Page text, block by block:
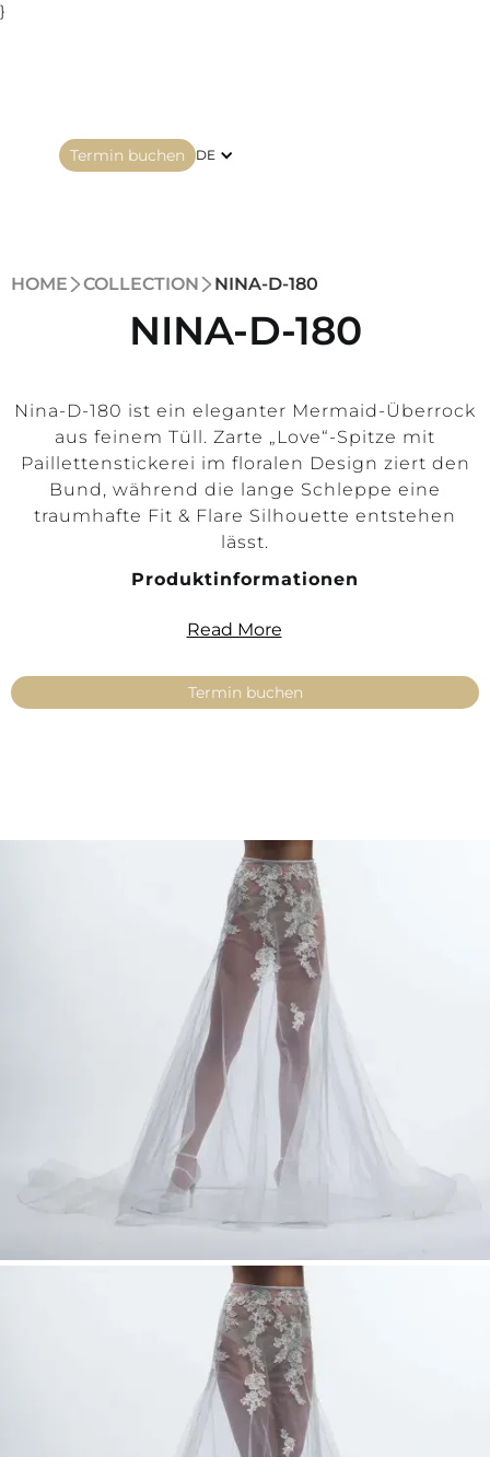
}
Termin buchen DE
HOME COLLECTION NINA-D-180
NINA-D-180
Nina-D-180 ist ein eleganter Mermaid-Überrock
aus feinem Tüll. Zarte „Love“-Spitze mit
Paillettenstickerei im floralen Design ziert den
Bund, während die lange Schleppe eine
traumhafte Fit & Flare Silhouette entstehen
lässt.
Produktinformationen
Stil: Fit & Flare, Mermaid
Farbe: Ivory
Key Features
Mermaid-Überrock für Brautkleider
Feiner Tüll mit floraler Spitzenapplikation
am Bund
Dezente Paillettenstickerei
Elegante, lange Schleppe
Figurbetonte Fit & Flare Silhouette
Nina-D-180 Mermaid Überrock – Tüll Brautrock
mit Spitze und Schleppe
Read More
Termin buchen